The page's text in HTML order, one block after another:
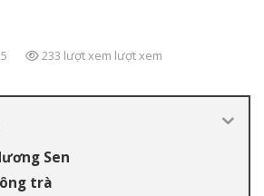
233 lượt xem lượt xem
Sen
trà